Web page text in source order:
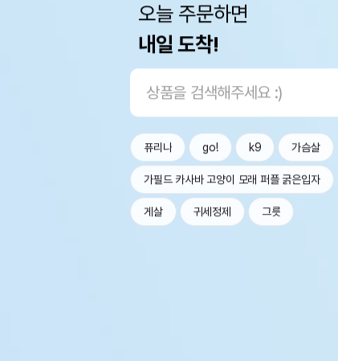
오늘 주문하면
내일 도착!
퓨리나 go! k9 가슴살
가필드 카사바 고양이 모래 퍼플 굵은입자
게살 귀세정제 그릇